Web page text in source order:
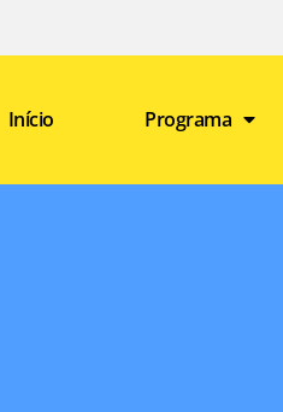
Início Programa